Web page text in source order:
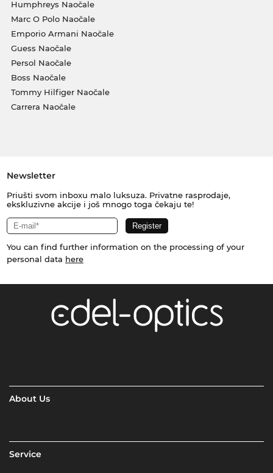
Humphreys Naočale
Marc O Polo Naočale
Emporio Armani Naočale
Guess Naočale
Persol Naočale
Boss Naočale
Tommy Hilfiger Naočale
Carrera Naočale
Newsletter
Priušti svom inboxu malo luksuza. Privatne rasprodaje,
ekskluzivne akcije i još mnogo toga čekaju te!
You can find further information on the processing of your
personal data here
About Us
Service